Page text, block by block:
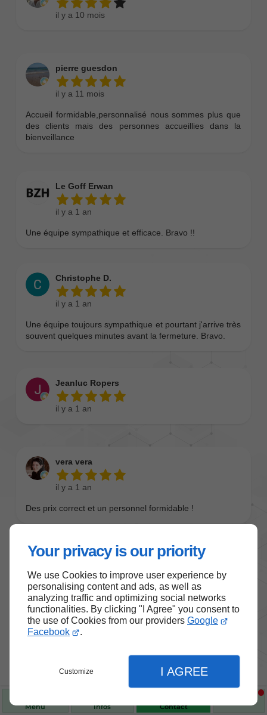
Your privacy is our priority
We use Cookies to improve user experience by
personalising content and ads, as well as
analyzing traffic and optimizing social networks
functionalities. By clicking "I Agree" you consent to
the use of Cookies from our providers Google
Facebook
.
Customize I AGREE
Menu Infos Contact
Nos produits de santé et de